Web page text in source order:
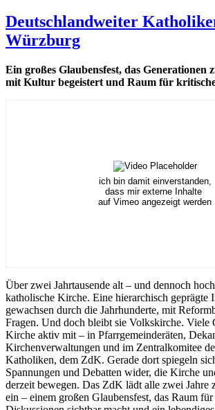
Deutschlandweiter
Würzburg
Ein großes Glaubensfest, das Generationen
mit Kultur begeistert und Raum für
ich bin damit einverstanden,
dass mir externe Inhalte
auf Vimeo angezeigt werden
Über zwei Jahrtausende alt – und dennoch
katholische Kirche. Eine hierarchisch geprägte
gewachsen durch die Jahrhunderte, mit
Fragen. Und doch bleibt sie Volkskirche. Viele
Kirche aktiv mit – in Pfarrgemeinderäten,
Kirchenverwaltungen und im Zentralkomitee
Katholiken, dem ZdK. Gerade dort spiegeln
Spannungen und Debatten wider, die Kirche
derzeit bewegen. Das ZdK lädt alle zwei Jahre
ein – einem großen Glaubensfest, das Raum